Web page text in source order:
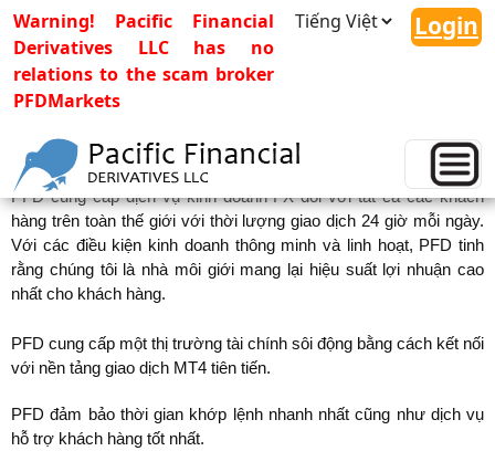
Warning! Pacific Financial
Derivatives LLC has no
relations to the scam broker
PFDMarkets
Login
Ngoại Hối Forex (FX)
PFD cung cấp dịch vụ kinh doanh FX đối với tất cả các khách
hàng trên toàn thế giới với thời lượng giao dịch 24 giờ mỗi ngày.
Với các điều kiện kinh doanh thông minh và linh hoạt, PFD tinh
rằng chúng tôi là nhà môi giới mang lại hiệu suất lợi nhuận cao
nhất cho khách hàng.
PFD cung cấp một thị trường tài chính sôi động bằng cách kết nối
với nền tảng giao dịch MT4 tiên tiến.
PFD đảm bảo thời gian khớp lệnh nhanh nhất cũng như dịch vụ
hỗ trợ khách hàng tốt nhất.